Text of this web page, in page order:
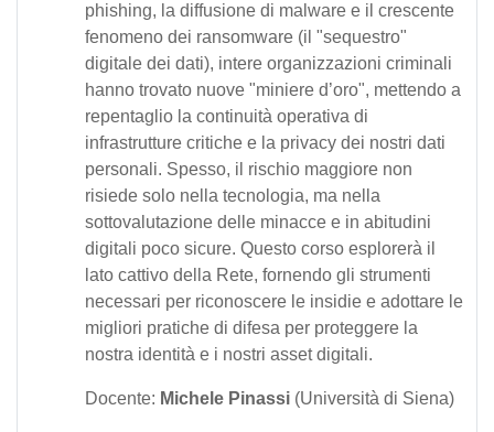
phishing, la diffusione di malware e il crescente
fenomeno dei ransomware (il "sequestro"
digitale dei dati), intere organizzazioni criminali
hanno trovato nuove "miniere d’oro", mettendo a
repentaglio la continuità operativa di
infrastrutture critiche e la privacy dei nostri dati
personali. Spesso, il rischio maggiore non
risiede solo nella tecnologia, ma nella
sottovalutazione delle minacce e in abitudini
digitali poco sicure. Questo corso esplorerà il
lato cattivo della Rete, fornendo gli strumenti
necessari per riconoscere le insidie e adottare le
migliori pratiche di difesa per proteggere la
nostra identità e i nostri asset digitali.
Docente: Michele Pinassi (Università di Siena)